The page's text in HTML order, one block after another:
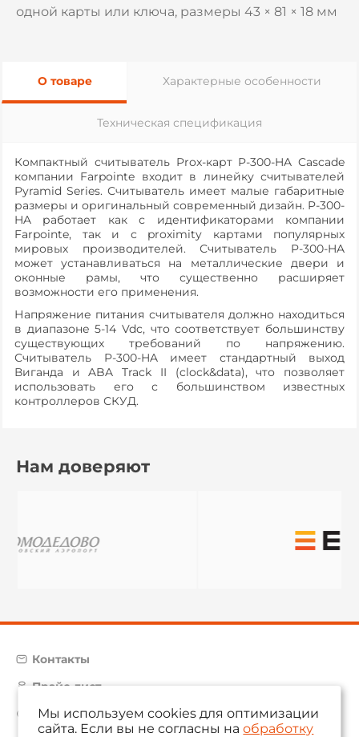
одной карты или ключа, размеры 43 × 81 × 18 мм
О товаре Характерные особенности
Техническая спецификация
Компактный считыватель Prox-карт P-300-HA Cascade
компании Farpointe входит в линейку считывателей
Pyramid Series. Считыватель имеет малые габаритные
размеры и оригинальный современный дизайн. P-300-
HA работает как с идентификаторами компании
Farpointe, так и с proximity картами популярных
мировых производителей. Считыватель P-300-HA
может устанавливаться на металлические двери и
оконные рамы, что существенно расширяет
возможности его применения.
Напряжение питания считывателя должно находиться
в диапазоне 5-14 Vdc, что соответствует большинству
существующих требований по напряжению.
Считыватель P-300-HA имеет стандартный выход
Виганда и ABA Track II (clock&data), что позволяет
использовать его с большинством известных
контроллеров СКУД.
Нам доверяют
Контакты
Прайс-лист
Карта сайта
Мы используем cookies для оптимизации
сайта. Если вы не согласны наобработку